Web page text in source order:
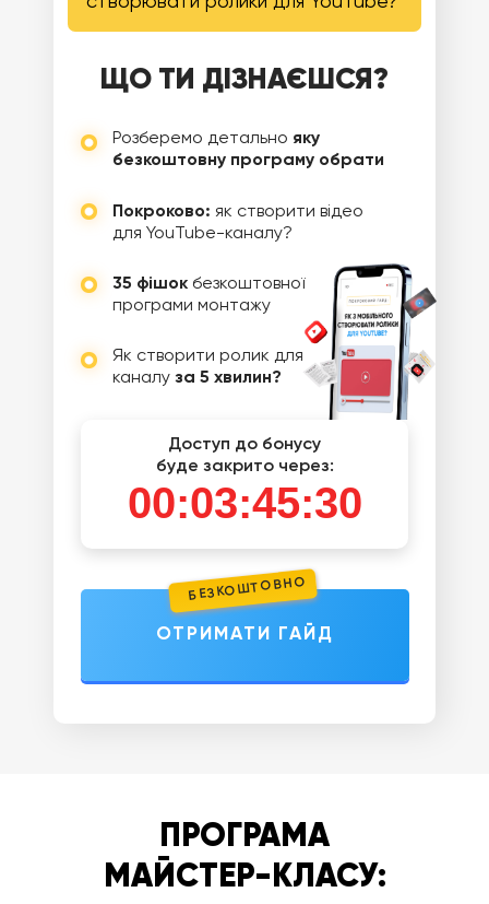
ОТРИМАТИ ГАЙД
БЕЗКОШТОВНО
Розберемо детально яку
безкоштовну програму обрати
Доступ до бонусу
буде закрито через:
Покроково: як створити відео
для YouTube-каналу?
ЩО ТИ ДІЗНАЄШСЯ?
35 фішок безкоштовної
програми монтажу
Як створити ролик для
каналу за 5 хвилин?
00:03:44:32
ПРОГРАМА
МАЙСТЕР-КЛАСУ: